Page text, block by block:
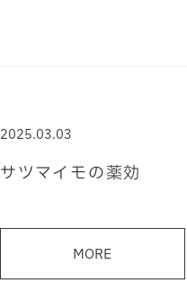
2025.03.03
サツマイモの薬効
MORE